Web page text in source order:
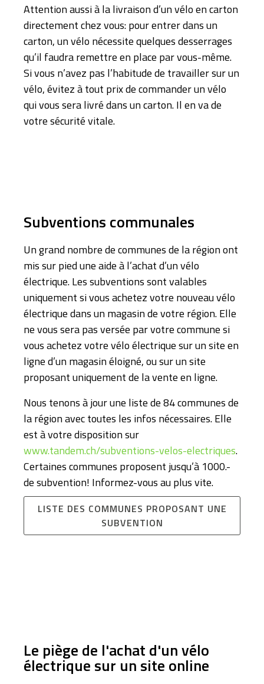
Attention aussi à la livraison d’un vélo en carton
directement chez vous: pour entrer dans un
carton, un vélo nécessite quelques desserrages
qu’il faudra remettre en place par vous-même.
Si vous n’avez pas l’habitude de travailler sur un
vélo, évitez à tout prix de commander un vélo
qui vous sera livré dans un carton. Il en va de
votre sécurité vitale.
Subventions communales
Un grand nombre de communes de la région ont
mis sur pied une aide à l’achat d’un vélo
électrique. Les subventions sont valables
uniquement si vous achetez votre nouveau vélo
électrique dans un magasin de votre région. Elle
ne vous sera pas versée par votre commune si
vous achetez votre vélo électrique sur un site en
ligne d’un magasin éloigné, ou sur un site
proposant uniquement de la vente en ligne.
Nous tenons à jour une liste de 84 communes de
la région avec toutes les infos nécessaires. Elle
est à votre disposition sur
www.tandem.ch/subventions-velos-electriques.
Certaines communes proposent jusqu’à 1000.-
de subvention! Informez-vous au plus vite.
LISTE DES COMMUNES PROPOSANT UNE
SUBVENTION
Le piège de l'achat d'un vélo
électrique sur un site online